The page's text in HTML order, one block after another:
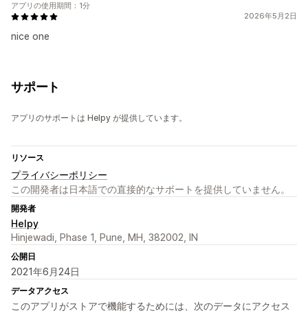
2026年5月2日
nice one
アプリの使用期間：1分
サポート
アプリのサポートは Helpy が提供しています。
リソース
プライバシーポリシー
この開発者は日本語での直接的なサポートを提供していません。
開発者
Helpy
Hinjewadi, Phase 1, Pune, MH, 382002, IN
公開日
2021年6月24日
データアクセス
このアプリがストアで機能するためには、次のデータにアクセス